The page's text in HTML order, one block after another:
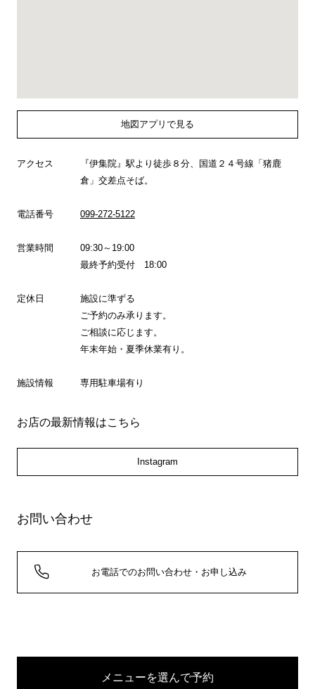
地図アプリで見る
アクセス
『伊集院』駅より徒歩８分、国道２４号線「猪鹿
倉」交差点そば。
電話番号 099-272-5122
営業時間
09:30～19:00
最終予約受付 18:00
定休日
施設に準ずる
ご予約のみ承ります。
ご相談に応じます。
年末年始・夏季休業有り。
施設情報 専用駐車場有り
お店の最新情報はこちら
Instagram
お問い合わせ
お電話でのお問い合わせ・お申し込み
メニューを選んで予約